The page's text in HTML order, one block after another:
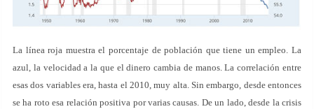
La línea roja muestra el porcentaje de población que tiene un empleo. La
azul, la velocidad a la que el dinero cambia de manos. La correlación entre
esas dos variables era, hasta el 2010, muy alta. Sin embargo, desde entonces
se ha roto esa relación positiva por varias causas. De un lado, desde la crisis